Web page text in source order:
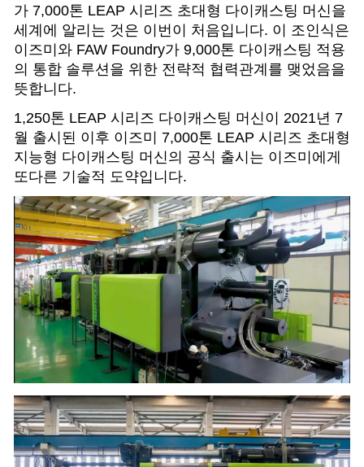
가 7,000톤 LEAP 시리즈 초대형 다이캐스팅 머신을
세계에 알리는 것은 이번이 처음입니다. 이 조인식은
이즈미와 FAW Foundry가 9,000톤 다이캐스팅 적용
의 통합 솔루션을 위한 전략적 협력관계를 맺었음을
뜻합니다.
1,250톤 LEAP 시리즈 다이캐스팅 머신이 2021년 7
월 출시된 이후 이즈미 7,000톤 LEAP 시리즈 초대형
지능형 다이캐스팅 머신의 공식 출시는 이즈미에게
또다른 기술적 도약입니다.